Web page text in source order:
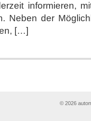
informieren,
Neben der
[…]
© 2026